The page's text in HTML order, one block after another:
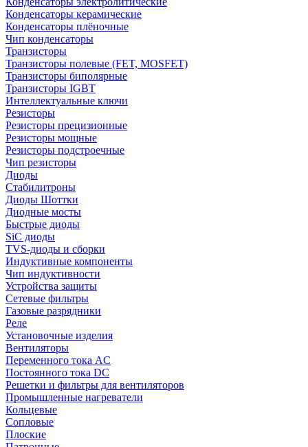
Конденсаторы керамические
Конденсаторы плёночные
Чип конденсаторы
Транзисторы
Транзисторы полевые (FET, MOSFET)
Транзисторы биполярные
Транзисторы IGBT
Интеллектуальные ключи
Резисторы
Резисторы прецизионные
Резисторы мощные
Резисторы подстроечные
Чип резисторы
Диоды
Стабилитроны
Диоды Шоттки
Диодные мосты
Быстрые диоды
SiC диоды
TVS-диоды и сборки
Индуктивные компоненты
Чип индуктивности
Устройства защиты
Сетевые фильтры
Газовые разрядники
Реле
Установочные изделия
Вентиляторы
Переменного тока AC
Постоянного тока DC
Решетки и фильтры для вентиляторов
Промышленные нагреватели
Кольцевые
Сопловые
Плоские